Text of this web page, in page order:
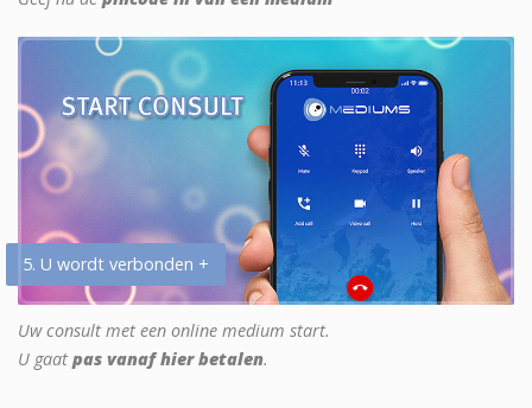
5. U wordt verbonden +
Uw consult met een online medium start.
U gaat pas vanaf hier betalen.